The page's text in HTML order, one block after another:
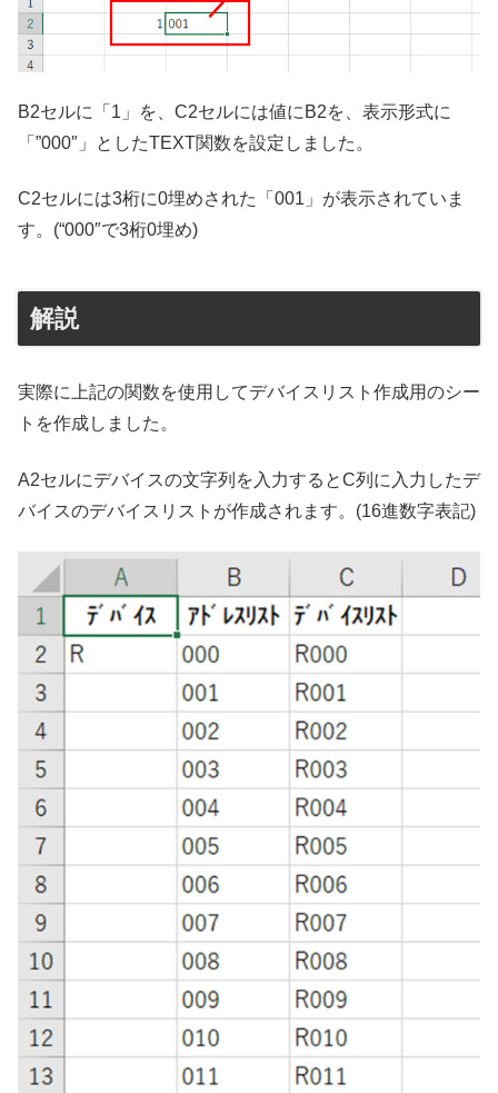
B2セルに「1」を、C2セルには値にB2を、表示形式に
「”000″」としたTEXT関数を設定しました。
C2セルには3桁に0埋めされた「001」が表示されていま
す。(“000″で3桁0埋め)
解説
実際に上記の関数を使用してデバイスリスト作成用のシー
トを作成しました。
A2セルにデバイスの文字列を入力するとC列に入力したデ
バイスのデバイスリストが作成されます。(16進数字表記)